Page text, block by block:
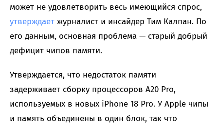
может не удовлетворить весь имеющийся спрос,
утверждает журналист и инсайдер Тим Калпан. По
его данным, основная проблема — старый добрый
дефицит чипов памяти.
Утверждается, что недостаток памяти
задерживает сборку процессоров A20 Pro,
используемых в новых iPhone 18 Pro. У Apple чипы
и память объединены в один блок, так что